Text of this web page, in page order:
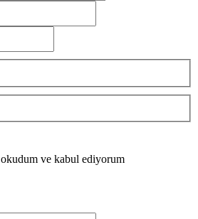
okudum ve kabul ediyorum